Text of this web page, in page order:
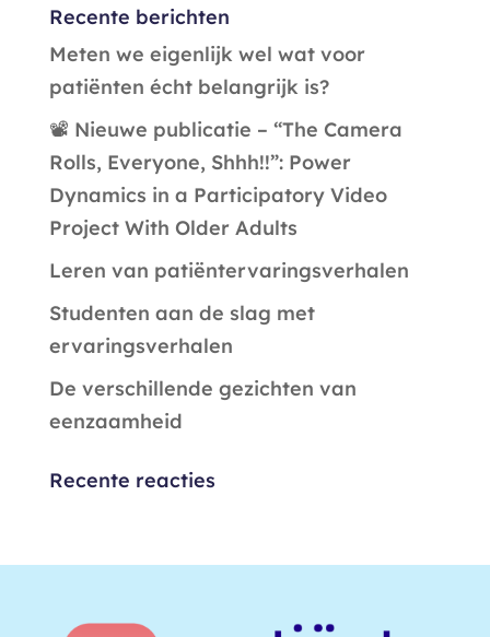
Recente berichten
Meten we eigenlijk wel wat voor
patiënten écht belangrijk is?
📽️ Nieuwe publicatie – “The Camera
Rolls, Everyone, Shhh!!”: Power
Dynamics in a Participatory Video
Project With Older Adults
Leren van patiëntervaringsverhalen
Studenten aan de slag met
ervaringsverhalen
De verschillende gezichten van
eenzaamheid
Recente reacties